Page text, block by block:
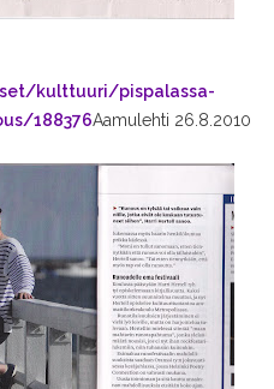
kulttuuri/pispalassa-
188376Aamulehti 26.8.2010